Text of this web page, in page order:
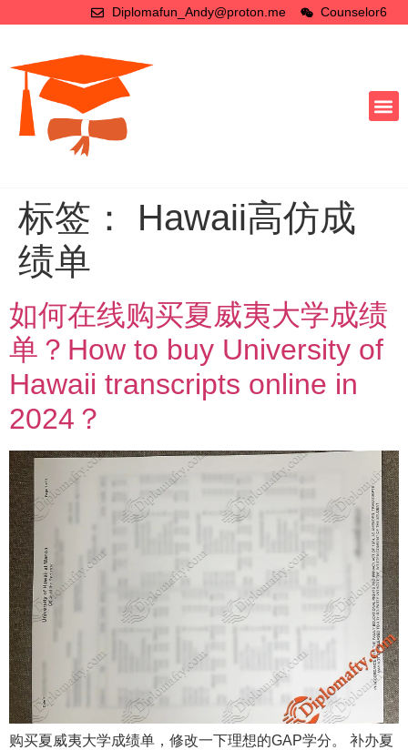
Diplomafun_Andy@proton.me Counselor6
标签： Hawaii高仿成
绩单
如何在线购买夏威夷大学成绩
单？How to buy University of
Hawaii transcripts online in
2024？
购买夏威夷大学成绩单，修改一下理想的GAP学分。 补办夏